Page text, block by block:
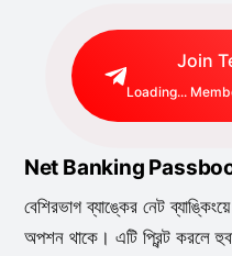
Join
Loading...
Net Banking
বেশিরভাগ ব্যাঙ্কের নেট
অপশন থাকে। এটি প্রিন্ট করলে